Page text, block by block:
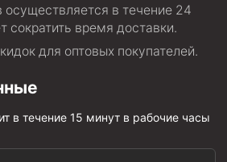
осуществляется в течение 24
сократить время доставки.
для оптовых покупателей.
в течение 15 минут в рабочие часы